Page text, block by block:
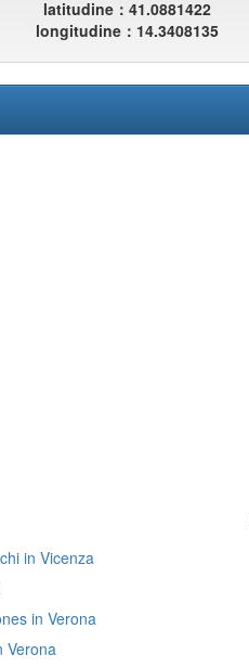
latitudine：41.0881422
longitudine：14.3408135
in Vicenza
in Verona
Verona